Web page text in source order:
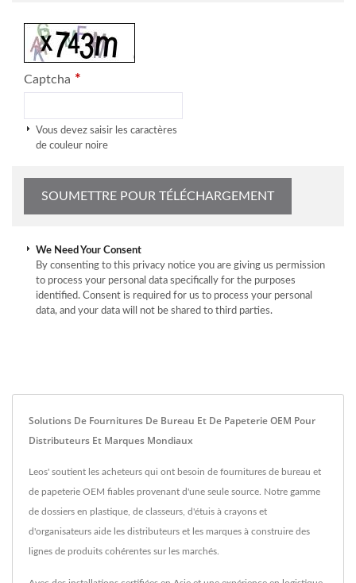
Captcha *
Vous devez saisir les caractères
de couleur noire
We Need Your Consent
By consenting to this privacy notice you are giving us permission
to process your personal data specifically for the purposes
identified. Consent is required for us to process your personal
data, and your data will not be shared to third parties.
Solutions De Fournitures De Bureau Et De Papeterie OEM Pour
Distributeurs Et Marques Mondiaux
Leos' soutient les acheteurs qui ont besoin de fournitures de bureau et
de papeterie OEM fiables provenant d'une seule source. Notre gamme
de dossiers en plastique, de classeurs, d'étuis à crayons et
d'organisateurs aide les distributeurs et les marques à construire des
lignes de produits cohérentes sur les marchés.